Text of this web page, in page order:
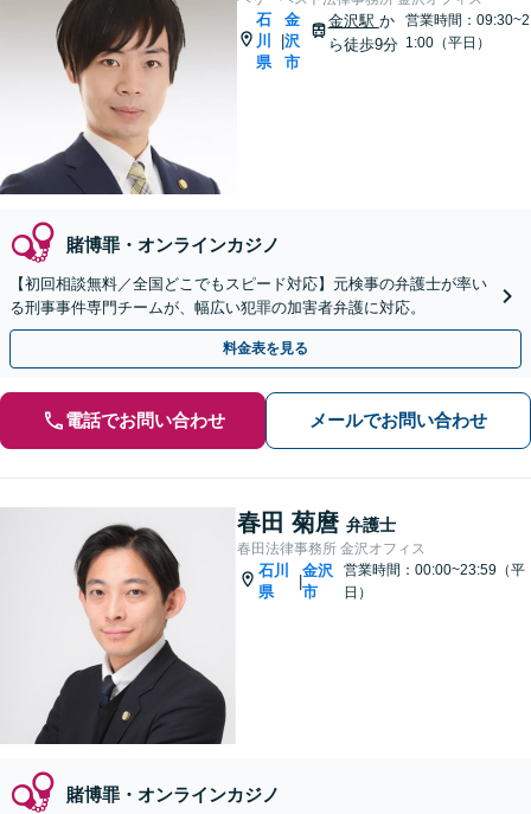
石
川
県
金
沢
市
金沢駅 か
ら徒歩9分
営業時間：09:30~2
1:00（平日）
賭博罪・オンラインカジノ
【初回相談無料／全国どこでもスピード対応】元検事の弁護士が率い
る刑事事件専門チームが、幅広い犯罪の加害者弁護に対応。
料金表を見る
電話でお問い合わせ メールでお問い合わせ
春田 菊麿 弁護士
春田法律事務所 金沢オフィス
石川
県
|
金沢
市
営業時間：00:00~23:59（平
日）
賭博罪・オンラインカジノ